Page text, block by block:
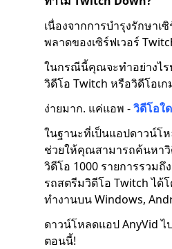
เนื่องจากการบำรุงรักษาเ
พลาดของเซิร์ฟเวอร์
ในกรณีนี้คุณจะทำอย่างไร
วิดีโอ Twitch หรือวิดีโอเก
ง่ายมาก. แค่แอพ -วิดีโอใ
ในฐานะที่เป็นแอปดาวน์โ
ช่วยให้คุณสามารถค้นหาวิ
วิดีโอ 1000 รายการรวม
รถสตรีมวิดีโอ Twitch ได้
ทำงานบน Windows,
ดาวน์โหลดแอป AnyVid
ตอนนี้!